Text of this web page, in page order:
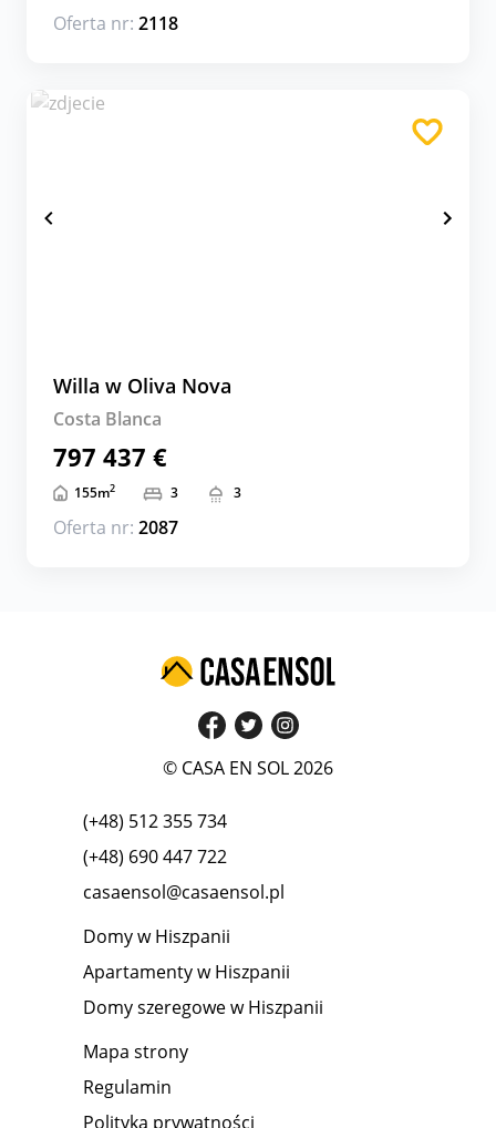
Oferta nr: 2118
Willa w Oliva Nova
Costa Blanca
797 437 €
155m2 3 3
Oferta nr: 2087
© CASA EN SOL 2026
(+48) 512 355 734
(+48) 690 447 722
casaensol@casaensol.pl
Domy w Hiszpanii
Apartamenty w Hiszpanii
Domy szeregowe w Hiszpanii
Mapa strony
Regulamin
Polityka prywatności